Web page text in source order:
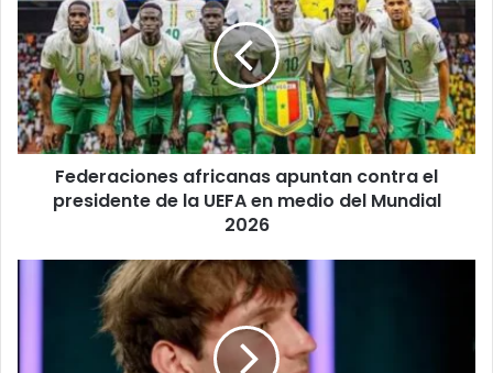
apuntan
contra
el
presidente
de
la
UEFA
medio
Federaciones africanas apuntan contra el
presidente de la UEFA en medio del Mundial
2026